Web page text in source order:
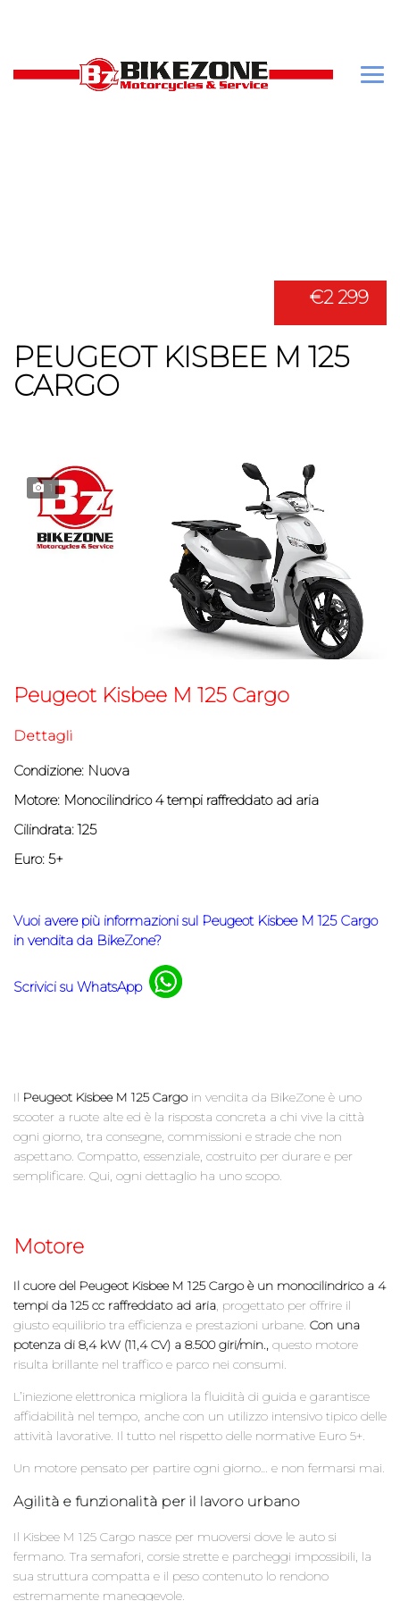
€2 299
PEUGEOT KISBEE M 125
CARGO
1
Peugeot Kisbee M 125 Cargo
Dettagli
Condizione: Nuova
Motore: Monocilindrico 4 tempi raffreddato ad aria
Cilindrata: 125
Euro: 5+
Vuoi avere più informazioni sul Peugeot Kisbee M 125 Cargo
in vendita da BikeZone?
Scrivici su WhatsApp
Il Peugeot Kisbee M 125 Cargoin vendita da BikeZone è uno
scooter a ruote alte ed è la risposta concreta a chi vive la città
ogni giorno, tra consegne, commissioni e strade che non
aspettano. Compatto, essenziale, costruito per durare e per
semplificare. Qui, ogni dettaglio ha uno scopo.
Motore
Il cuore del Peugeot Kisbee M 125 Cargo è un monocilindrico a 4
tempi da 125 cc raffreddato ad aria, progettato per offrire il
giusto equilibrio tra efficienza e prestazioni urbane. Con una
potenza di 8,4 kW (11,4 CV) a 8.500 giri/min., questo motore
risulta brillante nel traffico e parco nei consumi.
L’iniezione elettronica migliora la fluidità di guida e garantisce
affidabilità nel tempo, anche con un utilizzo intensivo tipico delle
attività lavorative. Il tutto nel rispetto delle normative Euro 5+.
Un motore pensato per partire ogni giorno… e non fermarsi mai.
Agilità e funzionalità per il lavoro urbano
Il Kisbee M 125 Cargo nasce per muoversi dove le auto si
fermano. Tra semafori, corsie strette e parcheggi impossibili, la
sua struttura compatta e il peso contenuto lo rendono
estremamente maneggevole.